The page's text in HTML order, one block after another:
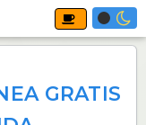
GRATIS